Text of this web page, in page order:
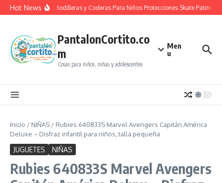
Saltar al contenido
Hot NewsCasco Rodilleras y Coderas Para Niños Protecciones Skate Patines
PantalonCortito.co
m
Cosas para niños, niñas y adolescentes
Men
u
Inicio / NIÑAS / Rubies 640833S Marvel Avengers Capitán América
Deluxe – Disfraz infantil para niños, talla pequeña
JUGUETES NIÑAS
Rubies 640833S Marvel Avengers